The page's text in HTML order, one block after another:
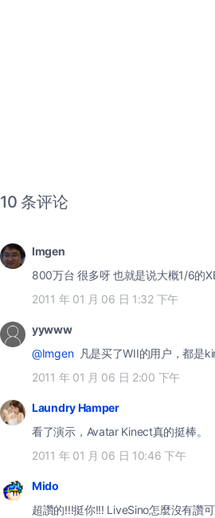
10 条评论
Imgen
800万台 很多呀 也就是说大概1/6的
2011 年 01 月 06 日 1:32 下午
yywww
@Imgen
凡是买了WII的用户，都是
2011 年 01 月 06 日 2:00 下午
Laundry Hamper
看了演示，Avatar Kinect真的挺棒。
2011 年 01 月 06 日 10:46 下午
Mido
超讚的!!!挺你!!! LiveSino怎麼沒有讚